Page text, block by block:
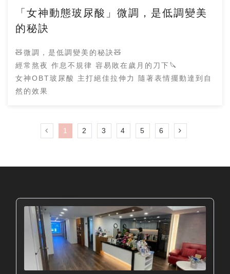
「女神動態玻尿酸」微調，是低調變美
的秘訣
🧸微調，是低調變美的秘訣🧸
經常熬夜 作息不規律 容易敗在歲月的刀下🔪
女神OBT玻尿酸 主打絕佳拉伸力 隨著表情擺動達到自
然的效果
1 2 3 4 5 6